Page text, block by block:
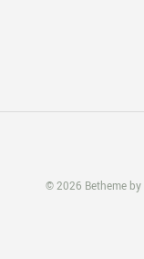
© 2026 Betheme by